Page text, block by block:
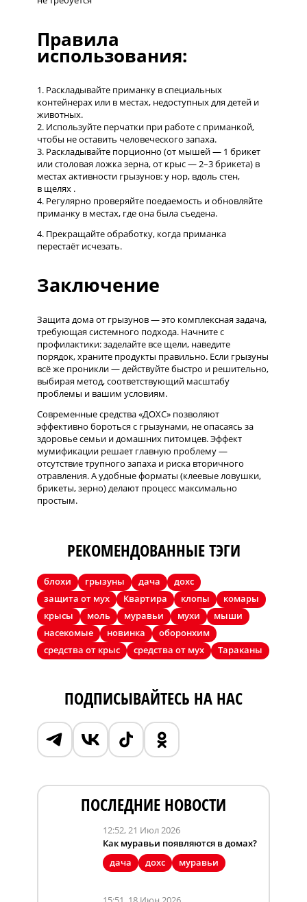
Правила
использования:
1. Раскладывайте приманку в специальных
контейнерах или в местах, недоступных для детей и
животных.
2. Используйте перчатки при работе с приманкой,
чтобы не оставить человеческого запаха.
3. Раскладывайте порционно (от мышей — 1 брикет
или столовая ложка зерна, от крыс — 2–3 брикета) в
местах активности грызунов: у нор, вдоль стен,
в щелях .
4. Регулярно проверяйте поедаемость и обновляйте
приманку в местах, где она была съедена.
4. Прекращайте обработку, когда приманка
перестаёт исчезать.
Заключение
Защита дома от грызунов — это комплексная задача,
требующая системного подхода. Начните с
профилактики: заделайте все щели, наведите
порядок, храните продукты правильно. Если грызуны
всё же проникли — действуйте быстро и решительно,
выбирая метод, соответствующий масштабу
проблемы и вашим условиям.
Современные средства «ДОХС» позволяют
эффективно бороться с грызунами, не опасаясь за
здоровье семьи и домашних питомцев. Эффект
мумификации решает главную проблему —
отсутствие трупного запаха и риска вторичного
отравления. А удобные форматы (клеевые ловушки,
брикеты, зерно) делают процесс максимально
простым.
ПОСЛЕДНИЕ НОВОСТИ
12:52, 21 Июл 2026
Как муравьи появляются в домах?
дача
дохс муравьи
РЕКОМЕНДОВАННЫЕ ТЭГИ
блохи грызуны дача
дохс
защита от мух
Квартира клопы
комары
крысы
моль муравьи мухи
мыши
насекомые
новинка
оборонхим
средства от крыс
средства от мух Тараканы
ПОДПИСЫВАЙТЕСЬ НА НАС